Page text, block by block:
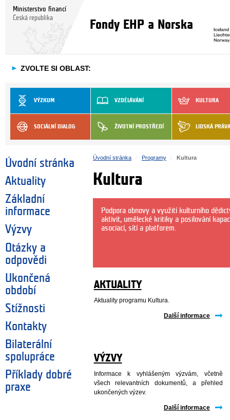
Ministerstvo financí
Česká republika
Fondy EHP a Norska
► ZVOLTE SI OBLAST:
VÝZKUM VZDĚLÁVÁNÍ KULTURA
SOCIÁLNÍ DIALOG ŽIVOTNÍ PROSTŘEDÍ LIDSKÁ PRÁVA
Úvodní stránka
Aktuality
Základní
informace
Výzvy
Otázky a
odpovědi
Ukončená
období
Stížnosti
Kontakty
Bilaterální
spolupráce
Příklady dobré
praxe
Úvodní stránka Programy Kultura
Kultura
Podpora obnovy a využití kulturního
aktivit, umělecké kritiky a posilování
asociací, sítí a platforem.
AKTUALITY
Aktuality programu Kultura.
Další informace
VÝZVY
Informace k vyhlášeným výzvám, včetně
všech relevantních dokumentů, a přehled
ukončených výzev.
Další informace